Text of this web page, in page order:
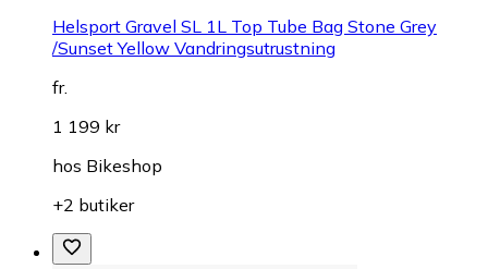
Helsport Gravel SL 1L Top Tube Bag Stone Grey
/Sunset Yellow Vandringsutrustning
fr.
1 199 kr
hos Bikeshop
+2 butiker